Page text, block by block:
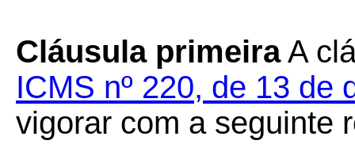
Cláusula primeiraA
ICMS nº 220, de 13 de
vigorar com a seguinte